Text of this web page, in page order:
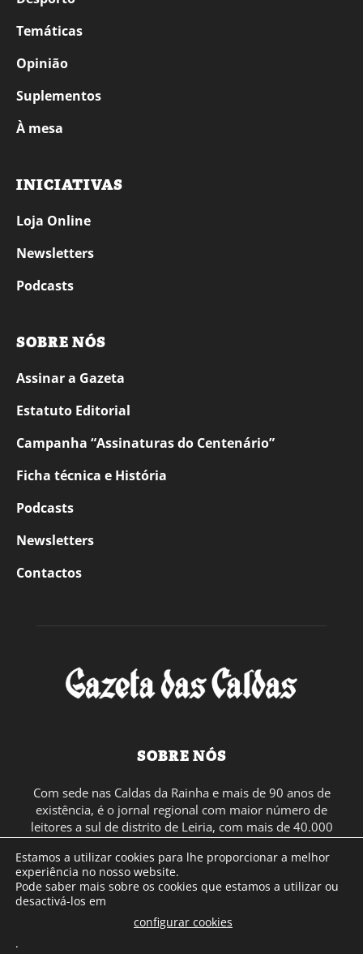
Temáticas
Opinião
Suplementos
À mesa
INICIATIVAS
Loja Online
Newsletters
Podcasts
SOBRE NÓS
Assinar a Gazeta
Estatuto Editorial
Campanha “Assinaturas do Centenário”
Ficha técnica e História
Podcasts
Newsletters
Contactos
SOBRE NÓS
Com sede nas Caldas da Rainha e mais de 90 anos de
existência, é o jornal regional com maior número de
leitores a sul de distrito de Leiria, com mais de 40.000
leitores por toda a região Oeste. Jornal com distribuição
em Portugal Continental e assinatura online.
SIGA-NOS
Estamos a utilizar cookies para lhe proporcionar a melhor
experiência no nosso website.
Pode saber mais sobre os cookies que estamos a utilizar ou
desactivá-los em
configurar cookies
.